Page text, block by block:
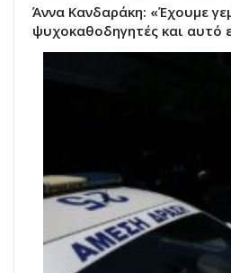
Άννα Κανδαράκη: «Έχουμε
ψυχοκαθοδηγητές και αυτό